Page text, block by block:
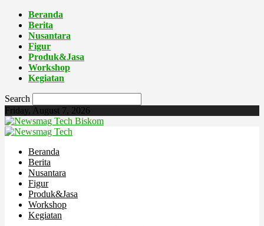
Beranda
Berita
Nusantara
Figur
Produk&Jasa
Workshop
Kegiatan
Search
Friday, August 7, 2026
Biskom
Beranda
Berita
Nusantara
Figur
Produk&Jasa
Workshop
Kegiatan